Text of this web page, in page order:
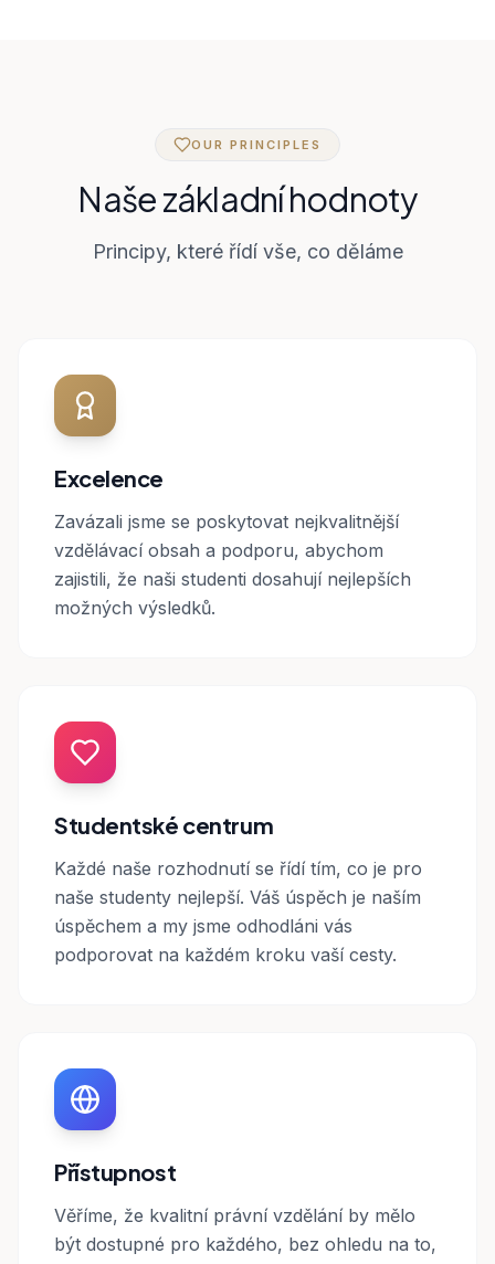
OUR PRINCIPLES
Naše základní hodnoty
Principy, které řídí vše, co děláme
Excelence
Zavázali jsme se poskytovat nejkvalitnější
vzdělávací obsah a podporu, abychom
zajistili, že naši studenti dosahují nejlepších
možných výsledků.
Studentské centrum
Každé naše rozhodnutí se řídí tím, co je pro
naše studenty nejlepší. Váš úspěch je naším
úspěchem a my jsme odhodláni vás
podporovat na každém kroku vaší cesty.
Přístupnost
Věříme, že kvalitní právní vzdělání by mělo
být dostupné pro každého, bez ohledu na to,